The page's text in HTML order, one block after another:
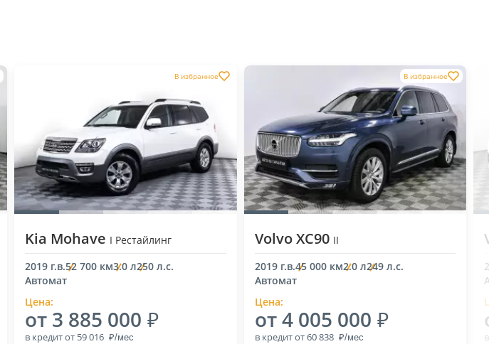
В избранное
Kia Mohave I Рестайлинг
2019 г.в.52 700 км3.0 л250 л.с.
Автомат
Цена:
от 3 885 000
в кредитот 59 016
В избранное
Volvo XC90 II
2019 г.в.45 000 км2.0 л249 л.с.
Автомат
Цена:
от 4 005 000
в кредитот 60 838